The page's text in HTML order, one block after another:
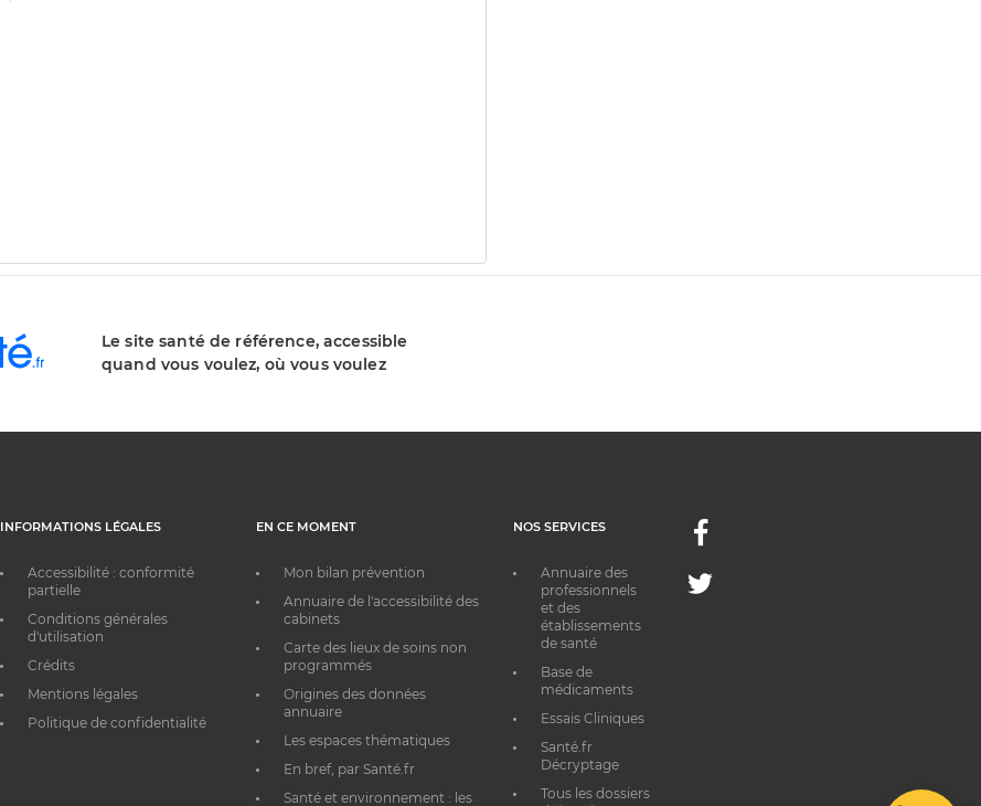
Le site santé de référence, accessible
quand vous voulez, où vous voulez
INFORMATIONS LÉGALES
Accessibilité : conformité
partielle
Conditions générales
d'utilisation
Crédits
Mentions légales
Politique de confidentialité
EN CE MOMENT
Mon bilan prévention
Annuaire de l'accessibilité des
cabinets
Carte des lieux de soins non
programmés
Origines des données
annuaire
Les espaces thématiques
En bref, par Santé.fr
Santé et environnement : les
NOS SERVICES
Annuaire des
professionnels
et des
établissements
de santé
Base de
médicaments
Essais Cliniques
Santé.fr
Décryptage
Tous les dossiers
Facebook
Twitter